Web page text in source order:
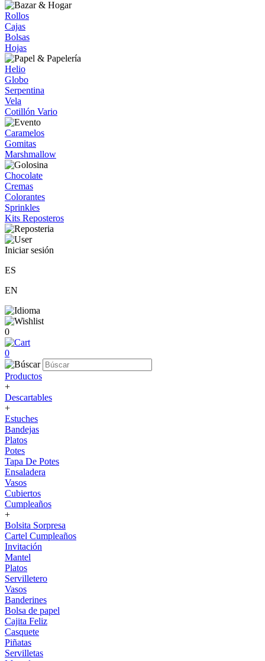
Rollos
Cajas
Bolsas
Hojas
Helio
Globo
Serpentina
Vela
Cotillón Vario
Caramelos
Gomitas
Marshmallow
Chocolate
Cremas
Colorantes
Sprinkles
Kits Reposteros
Iniciar sesión
ES
EN
0
0
Productos
+
Descartables
+
Estuches
Bandejas
Platos
Potes
Tapa De Potes
Ensaladera
Vasos
Cubiertos
Cumpleaños
+
Bolsita Sorpresa
Cartel Cumpleaños
Invitación
Mantel
Platos
Servilletero
Vasos
Banderines
Bolsa de papel
Cajita Feliz
Casquete
Piñatas
Servilletas